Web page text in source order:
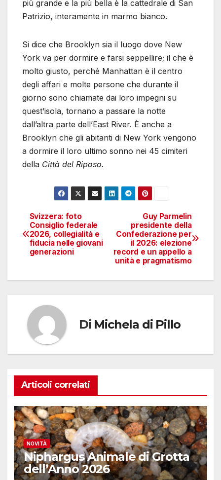
più grande e la più bella è la cattedrale di San
Patrizio, interamente in marmo bianco.
Si dice che Brooklyn sia il luogo dove New
York va per dormire e farsi seppellire; il che è
molto giusto, perché Manhattan è il centro
degli affari e molte persone che durante il
giorno sono chiamate dai loro impegni su
quest’isola, tornano a passare la notte
dall’altra parte dell’East River. È anche a
Brooklyn che gli abitanti di New York vengono
a dormire il loro ultimo sonno nei 45 cimiteri
della Città del Riposo.
Navigazione
articoli
Guy Parmelin
presidente della
Confederazione per
il 2026: elezione
record e un appello a
unità e pragmatismo
Svizzera: foto
Consiglio federale
2026, collegialità e
fiducia nelle giovani
generazioni
Di Michela di Pillo
Articoli correlati
NOVITÀ
Niphargus Animale di Grotta
dell’Anno 2026